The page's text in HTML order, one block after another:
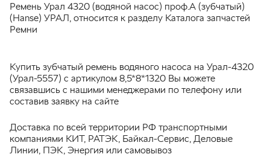
Ремень Урал 4320 (водяной насос) проф.А (зубчатый)
(Hanse) УРАЛ, относится к разделу Каталога запчастей
Ремни
Купить зубчатый ремень водяного насоса на Урал-4320
(Урал-5557) с артикулом 8,5*8*1320 Вы можете
связавшись с нашими менеджерами по телефону или
составив заявку на сайте
Доставка по всей территории РФ транспортными
компаниями КИТ, РАТЭК, Байкал-Сервис, Деловые
Линии, ПЭК, Энергия или самовывоз